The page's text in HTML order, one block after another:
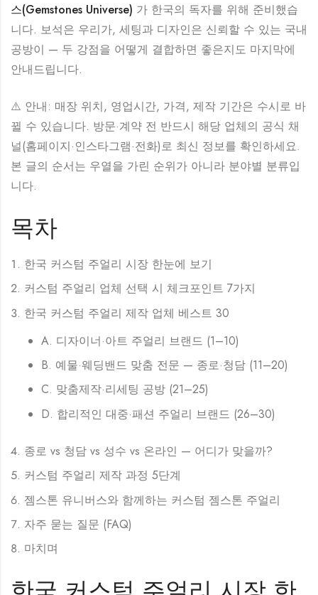
스(Gemstones Universe) 가 한국의 독자를 위해 준비했습
니다. 보석은 우리가, 세팅과 디자인은 신뢰할 수 있는 국내
공방이 — 두 강점을 어떻게 결합하면 좋은지도 마지막에
안내드립니다.
⚠️ 안내: 매장 위치, 영업시간, 가격, 제작 기간은 수시로 바
뀔 수 있습니다. 방문·계약 전 반드시 해당 업체의 공식 채
널(홈페이지·인스타그램·전화)로 최신 정보를 확인하세요.
본 글의 순서는 우열을 가린 순위가 아니라 분야별 분류입
니다.
목차
한국 커스텀 주얼리 시장 한눈에 보기
커스텀 주얼리 업체 선택 시 체크포인트 7가지
한국 커스텀 주얼리 제작 업체 베스트 30
A. 디자이너·아트 주얼리 브랜드 (1–10)
B. 예물·웨딩밴드 맞춤 전문 — 종로·청담 (11–20)
C. 맞춤제작·리세팅 공방 (21–25)
D. 합리적인 대중·패션 주얼리 브랜드 (26–30)
종로 vs 청담 vs 성수 vs 온라인 — 어디가 맞을까?
커스텀 주얼리 제작 과정 5단계
젬스톤 유니버스와 함께하는 커스텀 젬스톤 주얼리
자주 묻는 질문 (FAQ)
마치며